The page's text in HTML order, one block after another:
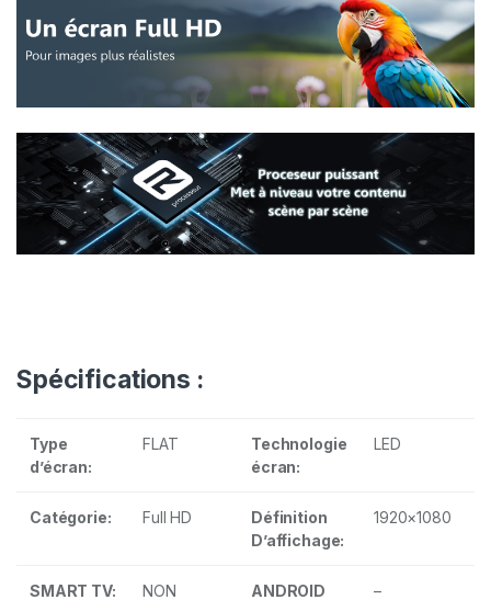
Spécifications :
Type
d’écran:
FLAT
Technologie
écran:
LED
Catégorie: Full HD
Définition
D’affichage:
1920×1080
SMART TV: NON ANDROID –